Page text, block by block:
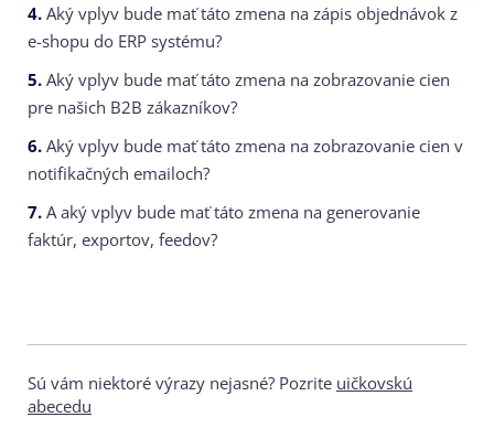
4. Aký vplyv bude mať táto zmena na zápis objednávok z
e-shopu do ERP systému?
5. Aký vplyv bude mať táto zmena na zobrazovanie cien
pre našich B2B zákazníkov?
6. Aký vplyv bude mať táto zmena na zobrazovanie cien v
notifikačných emailoch?
7. A aký vplyv bude mať táto zmena na generovanie
faktúr, exportov, feedov?
Sú vám niektoré výrazy nejasné? Pozrite uičkovskú
abecedu